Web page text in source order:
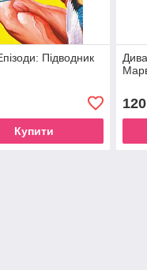
Підводник
Купити
120